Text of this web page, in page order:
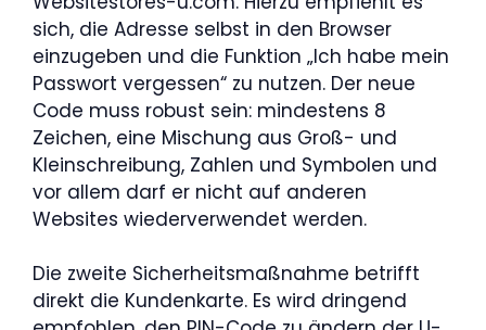
sich, die Adresse selbst in den Browser
einzugeben und die Funktion „Ich habe mein
Passwort vergessen“ zu nutzen. Der neue
Code muss robust sein: mindestens 8
Zeichen, eine Mischung aus Groß- und
Kleinschreibung, Zahlen und Symbolen und
vor allem darf er nicht auf anderen
Websites wiederverwendet werden.
Die zweite Sicherheitsmaßnahme betrifft
direkt die Kundenkarte. Es wird dringend